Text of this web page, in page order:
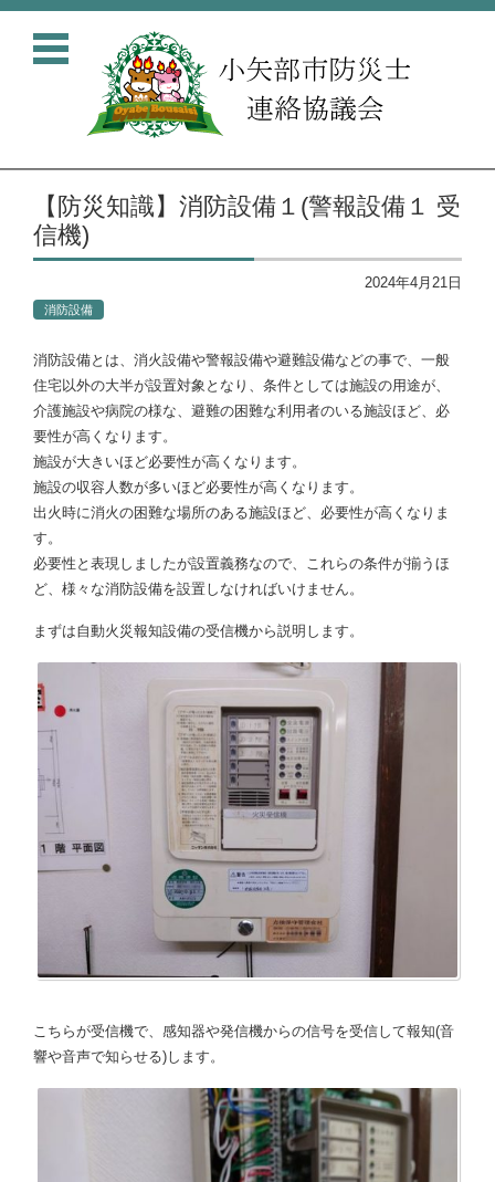
コンテンツに移動
【防災知識】消防設備１(警報設備１ 受
信機)
2024年4月21日
消防設備
消防設備とは、消火設備や警報設備や避難設備などの事で、一般
住宅以外の大半が設置対象となり、条件としては施設の用途が、
介護施設や病院の様な、避難の困難な利用者のいる施設ほど、必
要性が高くなります。
施設が大きいほど必要性が高くなります。
施設の収容人数が多いほど必要性が高くなります。
出火時に消火の困難な場所のある施設ほど、必要性が高くなりま
す。
必要性と表現しましたが設置義務なので、これらの条件が揃うほ
ど、様々な消防設備を設置しなければいけません。
まずは自動火災報知設備の受信機から説明します。
こちらが受信機で、感知器や発信機からの信号を受信して報知(音
響や音声で知らせる)します。